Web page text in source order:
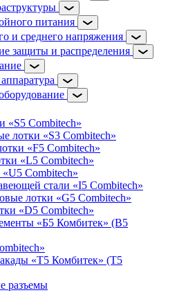
питания
и среднего напряжения
защиты и распределения
«S5 Combitech»
лотки «S3 Combitech»
«F5 Combitech»
«L5 Combitech»
Combitech»
стали «I5 Combitech»
лотки «G5 Combitech»
«D5 Combitech»
«Б5 Комбитек» (B5
«Т5 Комбитек» (T5
разъемы